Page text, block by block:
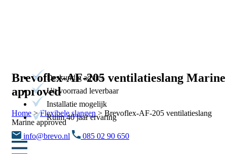
Deskundig advies
Uit voorraad leverbaar
Installatie mogelijk
Ruim 40 jaar ervaring
info@brevo.nl 085 02 90 650
Brevoflex-AF-205 ventilatieslang Marine
approved
Home>Flexibele slangen > Brevoflex-AF-205 ventilatieslang
Marine approved